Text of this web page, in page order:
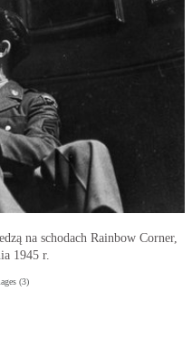
na schodach Rainbow Corner,
1945 r.
(3)